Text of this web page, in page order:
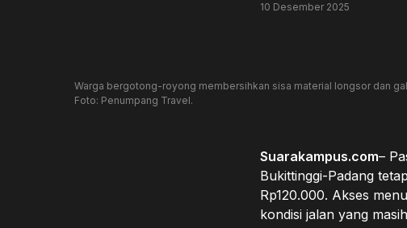
10 Desember 2025
Warga bergotong-royong membersihkan sisa material longsor dan
Foto: Penumpang Travel.
Suarakampus.com–
Bukittinggi-Padang
Rp120.000. Akses
kondisi jalan yang